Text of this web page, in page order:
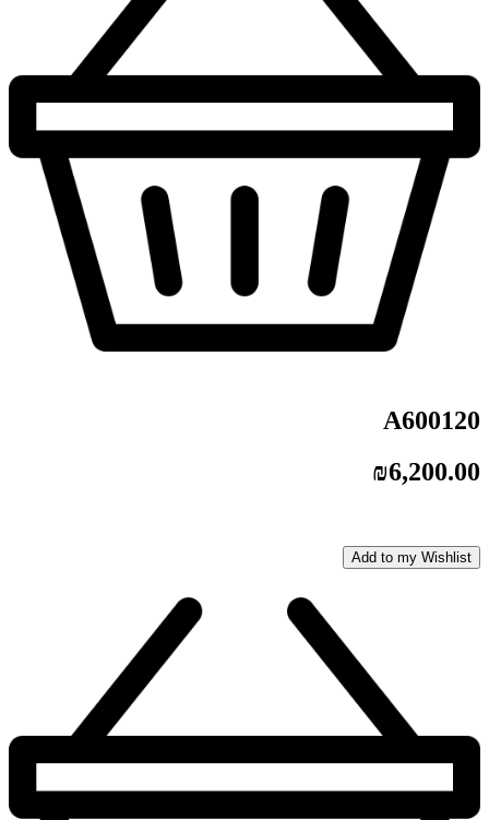
A600120
₪6,200.00
Add to my Wishlist